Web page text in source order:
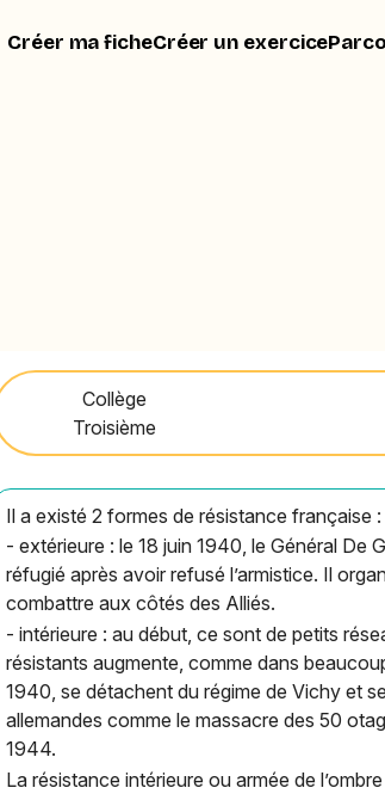
Créer ma ficheCréer un exercice
Collège
Troisième
Il a existé 2 formes de résistance française :
- extérieure : le 18 juin 1940, le Général De
réfugié après avoir refusé l’armistice. Il
combattre aux côtés des Alliés.
- intérieure : au début, ce sont de petits
résistants augmente, comme dans
1940, se détachent du régime de Vichy et
allemandes comme le massacre des 50
1944.
La résistance intérieure ou armée de